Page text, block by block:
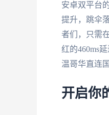
安卓双平台
提升，跳伞
者们，只需
红的460ms
温哥华直连
开启你